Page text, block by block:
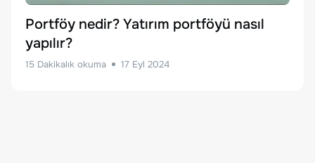
Portföy nedir? Yatırım portföyü nasıl
yapılır?
15 Dakikalık okuma 17 Eyl 2024